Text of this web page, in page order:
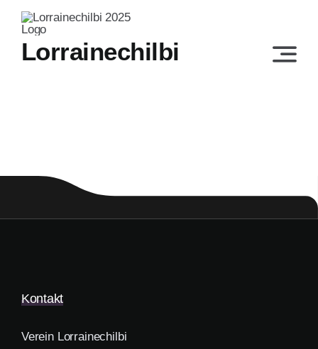
Skip
contentLorrainechilbi
Kontakt
Verein Lorrainechilbi